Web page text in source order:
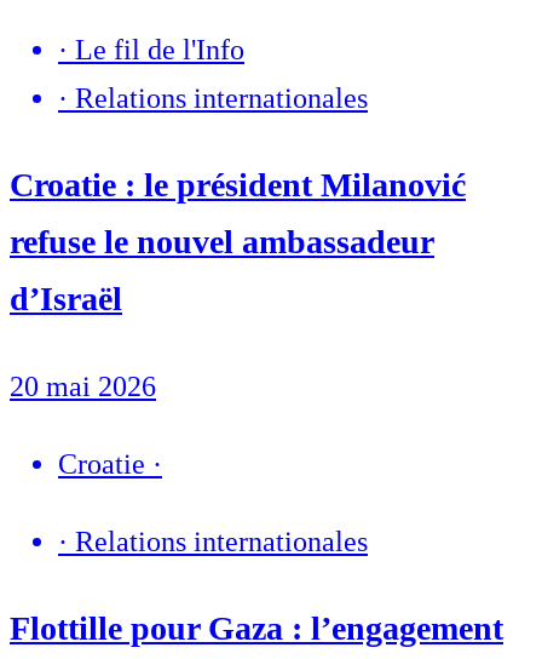
· Le fil de l'Info
· Relations internationales
Croatie : le président Milanović
refuse le nouvel ambassadeur
d’Israël
20 mai 2026
Croatie ·
· Relations internationales
Flottille pour Gaza : l’engagement